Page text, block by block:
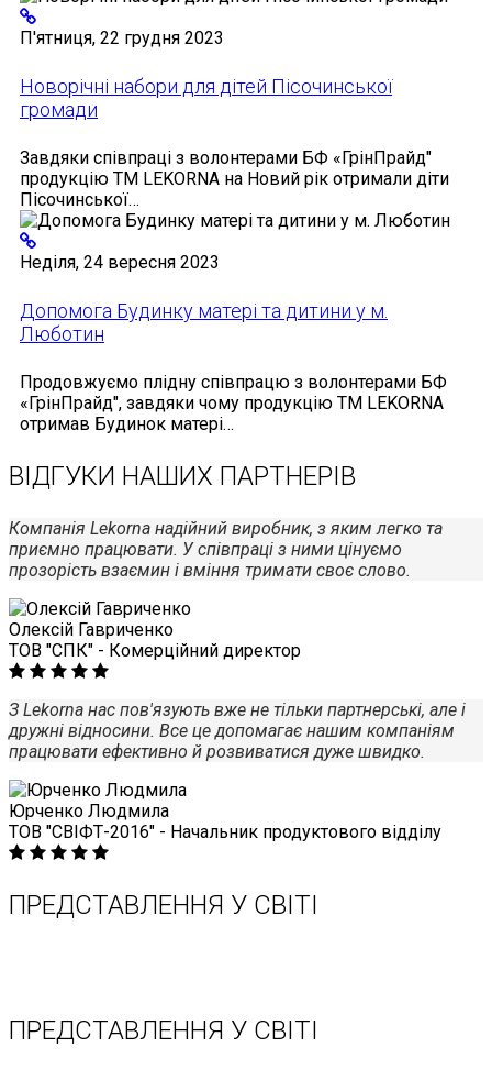
П'ятниця, 22 грудня 2023
Новорічні набори для дітей Пісочинської
громади
Завдяки співпраці з волонтерами БФ «ГрінПрайд"
продукцію ТМ LEKORNA на Новий рік отримали діти
Пісочинської…
Неділя, 24 вересня 2023
Допомога Будинку матері та дитини у м.
Люботин
Продовжуємо плідну співпрацю з волонтерами БФ
«ГрінПрайд", завдяки чому продукцію ТМ LEKORNA
отримав Будинок матері…
ВІДГУКИ НАШИХ ПАРТНЕРІВ
Компанія Lekorna надійний виробник, з яким легко та
приємно працювати. У співпраці з ними цінуємо
прозорість взаємин і вміння тримати своє слово.
Олексій Гавриченко
ТОВ "СПК" - Комерційний директор
З Lekorna нас пов'язують вже не тільки партнерські, але і
дружні відносини. Все це допомагає нашим компаніям
працювати ефективно й розвиватися дуже швидко.
Юрченко Людмила
ТОВ "СВІФТ-2016" - Начальник продуктового відділу
ПРЕДСТАВЛЕННЯ У СВІТІ
ПРЕДСТАВЛЕННЯ У СВІТІ